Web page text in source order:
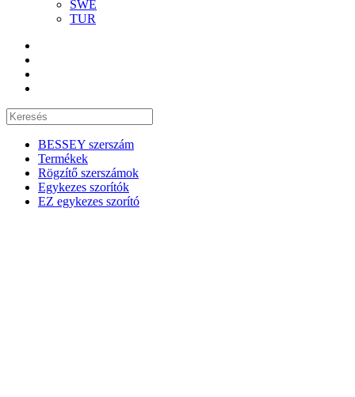
SWE
TUR
BESSEY szerszám
Termékek
Rögzítő szerszámok
Egykezes szorítók
EZ egykezes szorító